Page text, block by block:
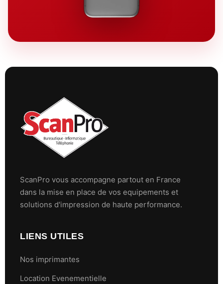
ScanPro vous accompagne partout en France
dans la mise en place de vos equipements et
solutions d'impression de haute performance.
LIENS UTILES
Nos imprimantes
Location Evenementielle